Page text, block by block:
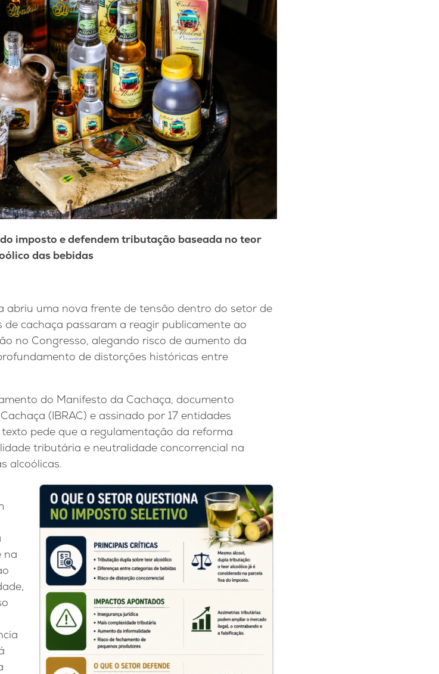
imposto e defendem tributação baseada no teor
das bebidas
uma nova frente de tensão dentro do setor de
cachaça passaram a reagir publicamente ao
no Congresso, alegando risco de aumento da
de distorções históricas entre
do Manifesto da Cachaça, documento
(IBRAC) e assinado por 17 entidades
pede que a regulamentação da reforma
tributária e neutralidade concorrencial na
alcoólicas.
na